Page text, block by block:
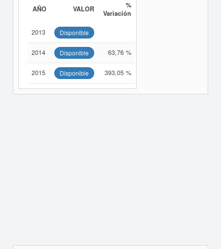
AÑO VALOR
%
Variación
2013 Disponible
2014 Disponible 63,76 %
2015 Disponible 393,05 %